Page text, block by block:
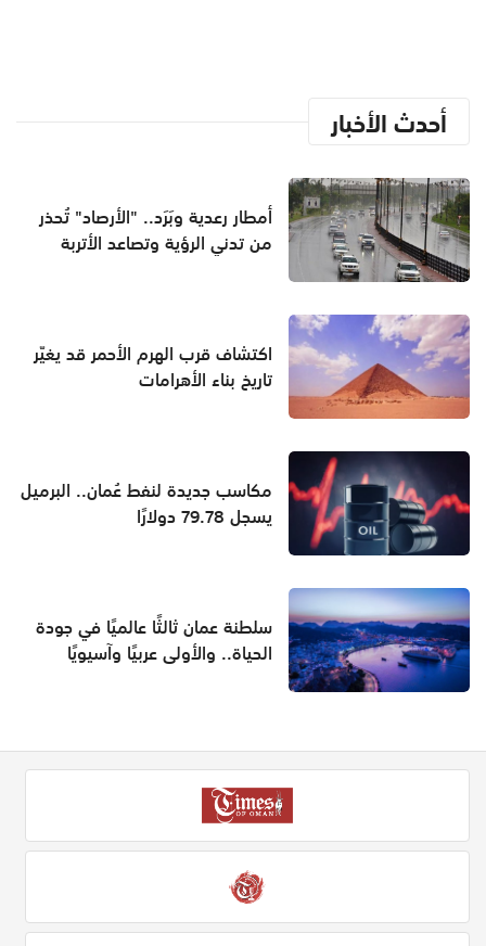
أحدث الأخبار
أمطار رعدية وبَرَد.. "الأرصاد" تُحذر
من تدني الرؤية وتصاعد الأتربة
اكتشاف قرب الهرم الأحمر قد يغيّر
تاريخ بناء الأهرامات
مكاسب جديدة لنفط عُمان.. البرميل
يسجل 79.78 دولارًا
سلطنة عمان ثالثًا عالميًا في جودة
الحياة.. والأولى عربيًا وآسيويًا